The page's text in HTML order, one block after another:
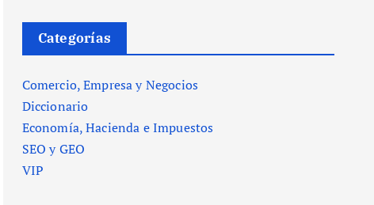
Categorías
Comercio, Empresa y Negocios
Diccionario
Economía, Hacienda e Impuestos
SEO y GEO
VIP